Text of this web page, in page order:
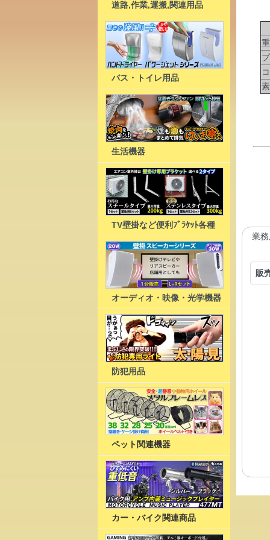
業
販
道路,作業,運搬,関連用品
バス・トイレ用品
生活機器
TV壁掛など便利ﾌﾞﾗｹｯﾄ各種
オーディオ・映像・光学機器
防犯用品
ペット関連機器
カー・バイク関連商品